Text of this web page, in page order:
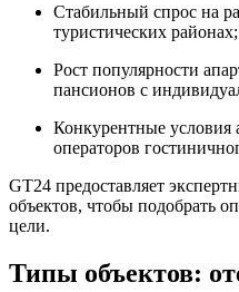
Стабильный спрос на
туристических районах;
Рост популярности
пансионов с
Конкурентные условия
операторов
GT24 предоставляет
объектов, чтобы подобрать
цели.
Типы объектов: